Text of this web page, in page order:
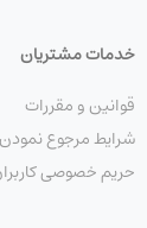
خدمات مشتریان
قوانین و مقررات
شرایط مرجوع نمودن
حریم خصوصی